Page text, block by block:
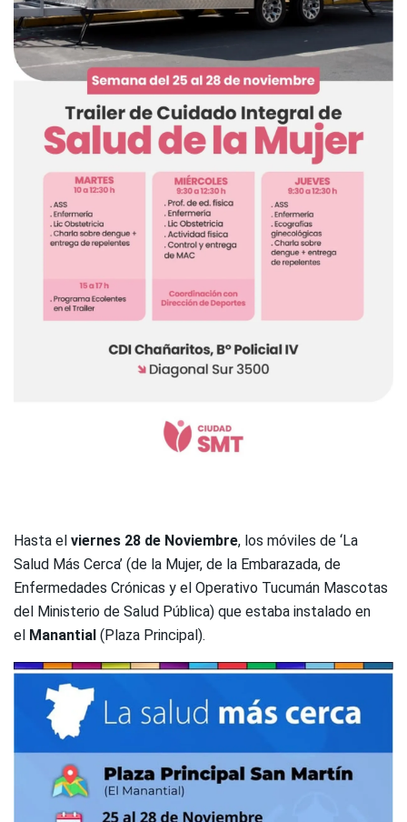
Hasta el viernes 28 de Noviembre, los móviles de ‘La
Salud Más Cerca’ (de la Mujer, de la Embarazada, de
Enfermedades Crónicas y el Operativo Tucumán Mascotas
del Ministerio de Salud Pública) que estaba instalado en
el Manantial (Plaza Principal).